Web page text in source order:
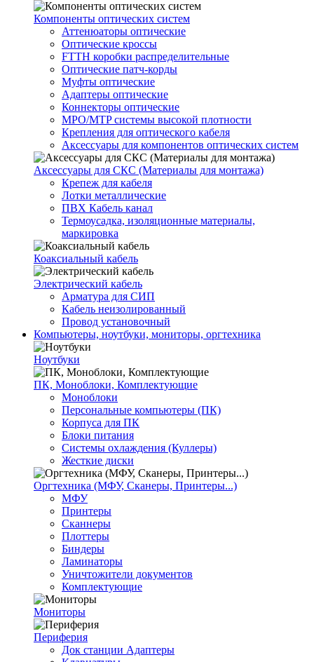
Компоненты оптических систем
Аттенюаторы оптические
Оптические кроссы
FTTH коробки распределительные
Оптические патч-корды
Муфты оптические
Адаптеры оптические
Коннекторы оптические
MPO/MTP системы высокой плотности
Крепления для оптического кабеля
Аксессуары для компонентов оптических систем
Аксессуары для СКС (Материалы для монтажа)
Крепеж для кабеля
Лотки металлические
ПВХ Кабель канал
Термоусадка, изоляционные материалы,
маркировка
Коаксиальный кабель
Электрический кабель
Арматура для СИП
Кабель неизолированный
Провод установочный
Компьютеры, ноутбуки, мониторы, оргтехника
Ноутбуки
ПК, Моноблоки, Комплектующие
Моноблоки
Персональные компьютеры (ПК)
Корпуса для ПК
Блоки питания
Системы охлаждения (Куллеры)
Жесткие диски
Оргтехника (МФУ, Сканеры, Принтеры...)
МФУ
Принтеры
Сканнеры
Плоттеры
Биндеры
Ламинаторы
Уничтожители документов
Комплектующие
Мониторы
Периферия
Док станции Адаптеры